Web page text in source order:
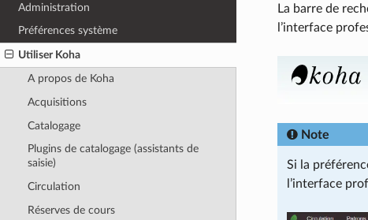
Administration
Préférences système
Utiliser Koha
A propos de Koha
Acquisitions
Catalogage
Plugins de catalogage (assistants de
saisie)
Circulation
Réserves de cours
La barre de
l’interface
Note
Si la
l’interface